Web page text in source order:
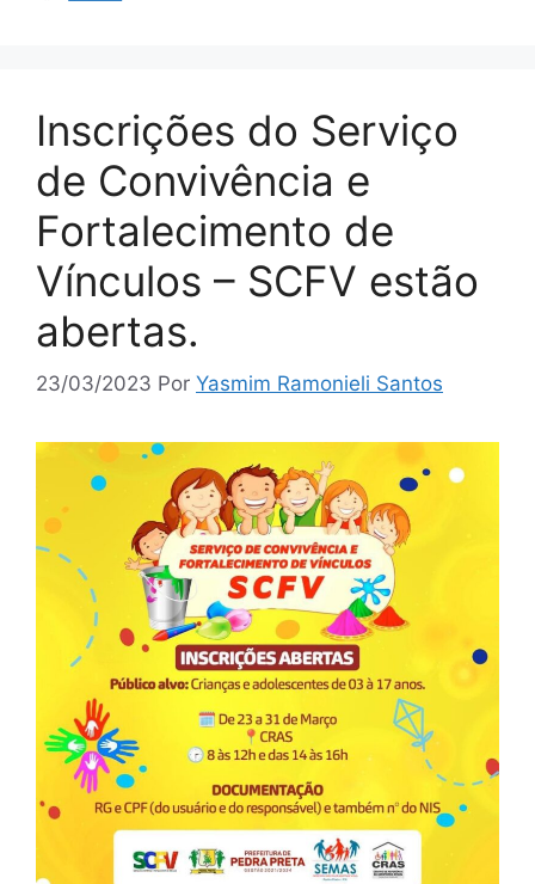
Inscrições do Serviço
de Convivência e
Fortalecimento de
Vínculos – SCFV estão
abertas.
23/03/2023 Por Yasmim Ramonieli Santos